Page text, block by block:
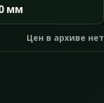
мм
Цен в архиве нет